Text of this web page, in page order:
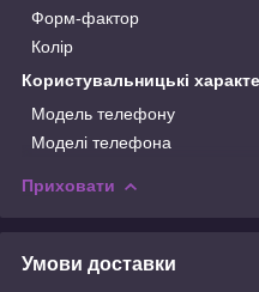
Форм-фактор
Колір
Користувальницькі
Модель телефону
Моделі телефона
Приховати
Умови доставки